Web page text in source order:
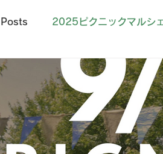
2025ピクニックマルシェ